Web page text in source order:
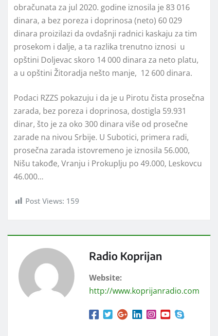
obračunata za jul 2020. godine iznosila je 83 016
dinara, a bez poreza i doprinosa (neto) 60 029
dinara proizilazi da ovdašnji radnici kaskaju za tim
prosekom i dalje, a ta razlika trenutno iznosi u
opštini Doljevac skoro 14 000 dinara za neto platu,
a u opštini Žitoradja nešto manje, 12 600 dinara.
Podaci RZZS pokazuju i da je u Pirotu čista prosečna
zarada, bez poreza i doprinosa, dostigla 59.931
dinar, što je za oko 300 dinara više od prosečne
zarade na nivou Srbije. U Subotici, primera radi,
prosečna zarada istovremeno je iznosila 56.000,
Nišu takođe, Vranju i Prokuplju po 49.000, Leskovcu
46.000…
Post Views: 159
Radio Koprijan
Website:
http://www.koprijanradio.com